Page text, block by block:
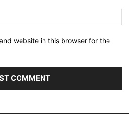
website in this browser for the